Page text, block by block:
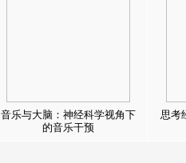
音乐与大脑：神经科学视角下
的音乐干预
思考